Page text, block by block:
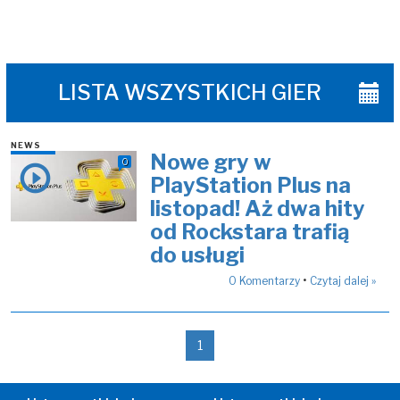
LISTA WSZYSTKICH GIER
NEWS
0
Nowe gry w
PlayStation Plus na
listopad! Aż dwa hity
od Rockstara trafią
do usługi
0 Komentarzy• Czytaj dalej »
1